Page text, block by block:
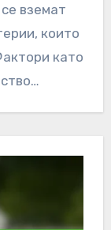
вземат
които
като